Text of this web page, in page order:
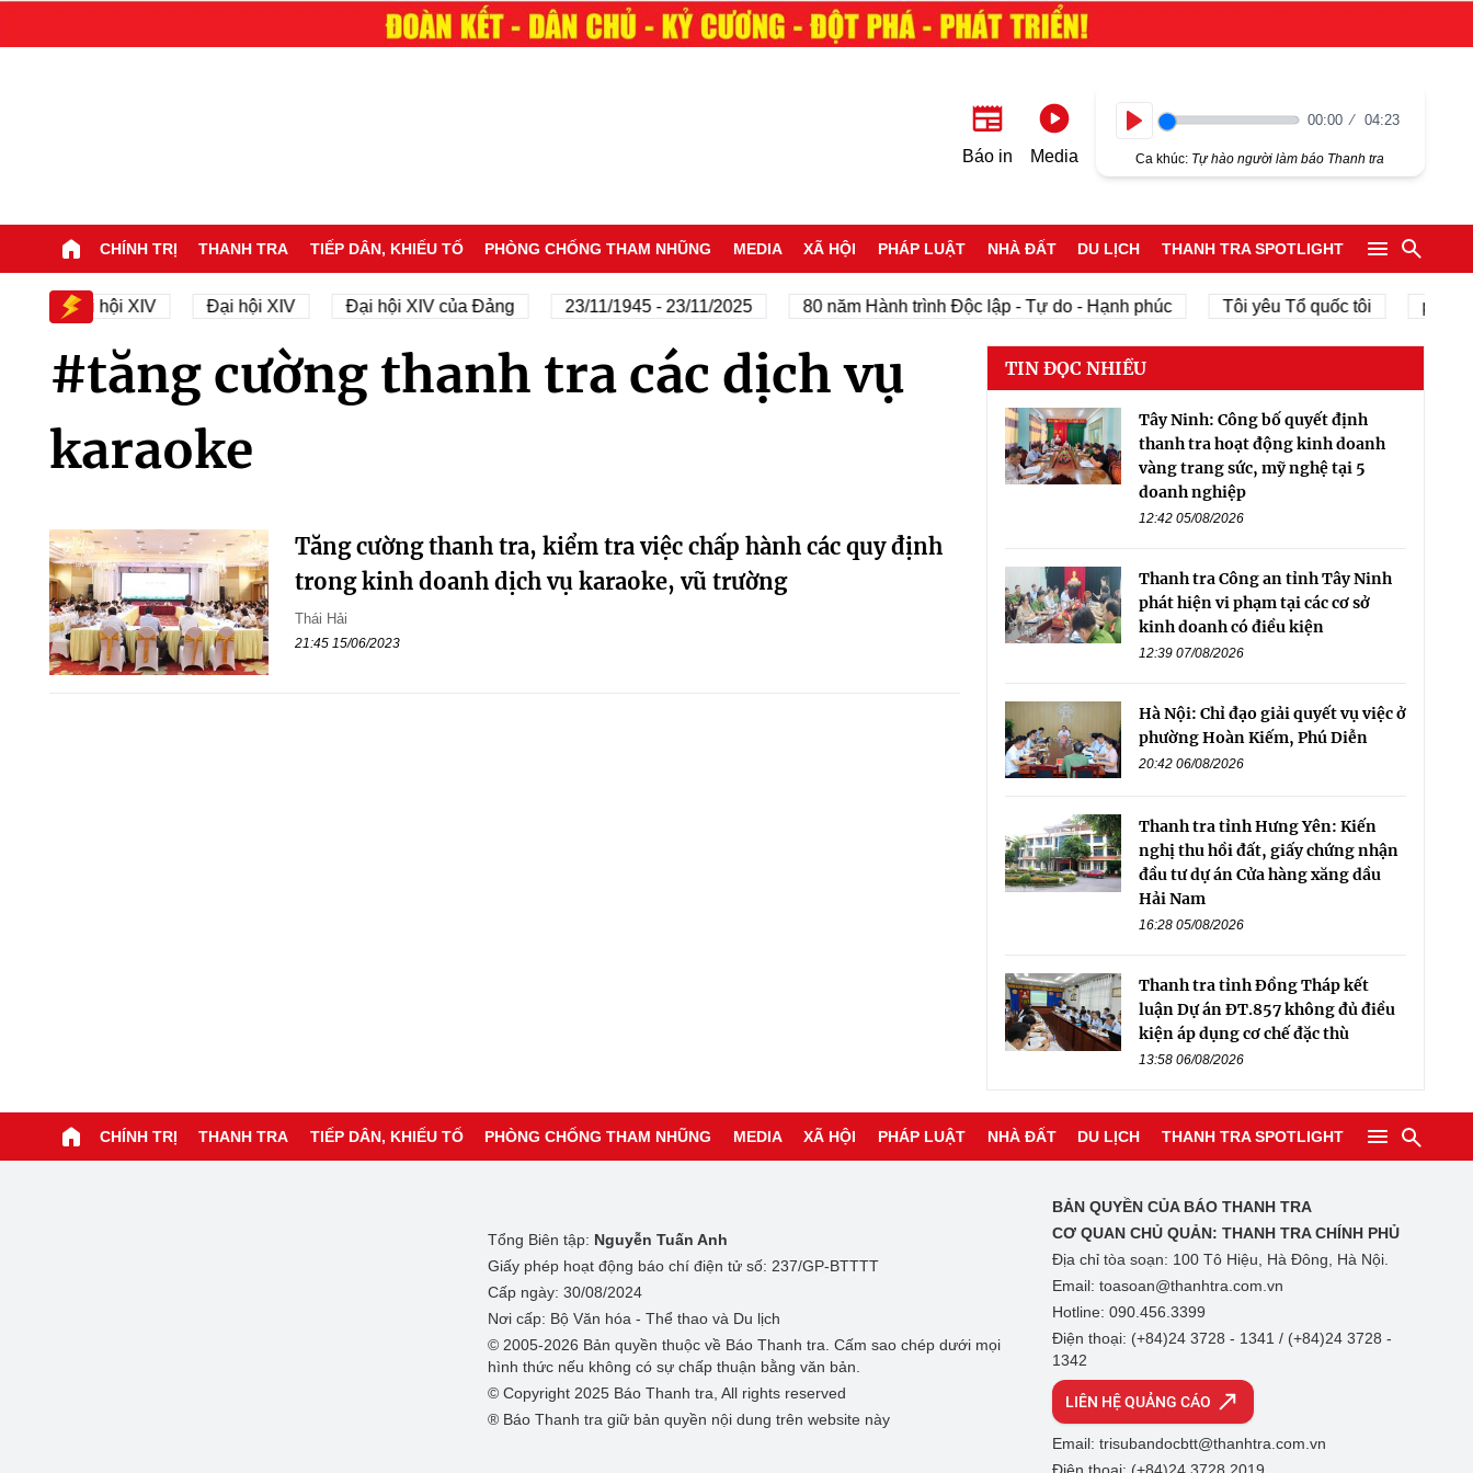
Báo in Media
00:00 04:23
Ca khúc: Tự hào người làm báo Thanh tra
CHÍNH TRỊ THANH TRA TIẾP DÂN, KHIẾU TỐ PHÒNG CHỐNG THAM NHŨNG MEDIA XÃ HỘI PHÁP LUẬT NHÀ ĐẤT DU LỊCH THANH TRA SPOTLIGHT
sự Đại hội XIV Đại hội XIV Đại hội XIV của Đảng 23/11/1945 - 23/11/2025 80 năm Hành trình Độc lập - Tự do - Hạnh phúc Tôi yêu Tổ quốc tôi phát
#tăng cường thanh tra các dịch vụ
karaoke
Tăng cường thanh tra, kiểm tra việc chấp hành các quy định
trong kinh doanh dịch vụ karaoke, vũ trường
Thái Hải
21:45 15/06/2023
TIN ĐỌC NHIỀU
Tây Ninh: Công bố quyết định
thanh tra hoạt động kinh doanh
vàng trang sức, mỹ nghệ tại 5
doanh nghiệp
12:42 05/08/2026
Thanh tra Công an tỉnh Tây Ninh
phát hiện vi phạm tại các cơ sở
kinh doanh có điều kiện
12:39 07/08/2026
Hà Nội: Chỉ đạo giải quyết vụ việc ở
phường Hoàn Kiếm, Phú Diễn
20:42 06/08/2026
Thanh tra tỉnh Hưng Yên: Kiến
nghị thu hồi đất, giấy chứng nhận
đầu tư dự án Cửa hàng xăng dầu
Hải Nam
16:28 05/08/2026
Thanh tra tỉnh Đồng Tháp kết
luận Dự án ĐT.857 không đủ điều
kiện áp dụng cơ chế đặc thù
13:58 06/08/2026
CHÍNH TRỊ THANH TRA TIẾP DÂN, KHIẾU TỐ PHÒNG CHỐNG THAM NHŨNG MEDIA XÃ HỘI PHÁP LUẬT NHÀ ĐẤT DU LỊCH THANH TRA SPOTLIGHT
Tổng Biên tập: Nguyễn Tuấn Anh
Giấy phép hoạt động báo chí điện tử số: 237/GP-BTTTT
Cấp ngày: 30/08/2024
Nơi cấp: Bộ Văn hóa - Thể thao và Du lịch
© 2005-2026 Bản quyền thuộc về Báo Thanh tra. Cấm sao chép dưới mọi
hình thức nếu không có sự chấp thuận bằng văn bản.
© Copyright 2025 Báo Thanh tra, All rights reserved
® Báo Thanh tra giữ bản quyền nội dung trên website này
BẢN QUYỀN CỦA BÁO THANH TRA
CƠ QUAN CHỦ QUẢN: THANH TRA CHÍNH PHỦ
Địa chỉ tòa soạn: 100 Tô Hiệu, Hà Đông, Hà Nội.
Email: toasoan@thanhtra.com.vn
Hotline: 090.456.3399
Điện thoại: (+84)24 3728 - 1341 / (+84)24 3728 -
1342
LIÊN HỆ QUẢNG CÁO
Email: trisubandocbtt@thanhtra.com.vn